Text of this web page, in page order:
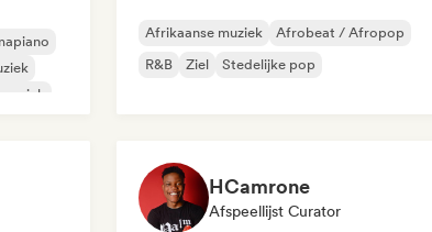
Afrikaanse muziek
Afrobeat / Afropop
R&B
Ziel Stedelijke pop
HCamrone
Afspeellijst Curator